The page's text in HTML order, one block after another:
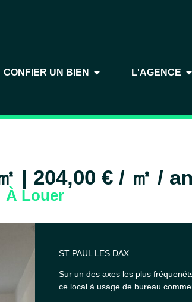
CONFIER UN BIEN L'AGENCE
| 204,00 € / ㎡ / an
À Louer
ST PAUL LES DAX
Sur un des axes les plus
ce local à usage de bureau